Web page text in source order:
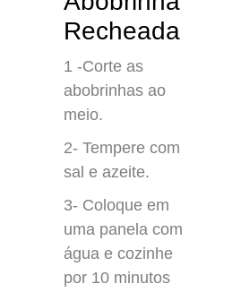
Recheada
1 -Corte as
abobrinhas ao
meio.
2- Tempere com
sal e azeite.
3- Coloque em
uma panela com
água e cozinhe
por 10 minutos